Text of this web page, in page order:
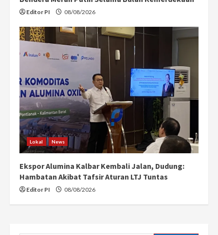
Editor PI 08/08/2026
Lokal News
Ekspor Alumina Kalbar Kembali Jalan, Dudung:
Hambatan Akibat Tafsir Aturan LTJ Tuntas
Editor PI 08/08/2026